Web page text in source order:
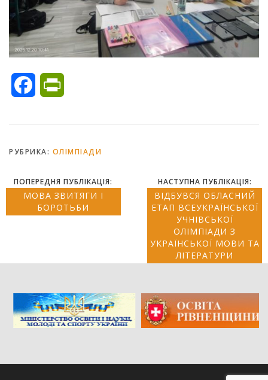
Facebook
РУБРИКА: ОЛІМПІАДИ
ПОПЕРЕДНЯ ПУБЛІКАЦІЯ:
МОВА ЗВИТЯГИ І
БОРОТЬБИ
НАСТУПНА ПУБЛІКАЦІЯ:
ВІДБУВСЯ ОБЛАСНИЙ
ЕТАП ВСЕУКРАЇНСЬКОЇ
УЧНІВСЬКОЇ
ОЛІМПІАДИ З
УКРАЇНСЬКОЇ МОВИ ТА
ЛІТЕРАТУРИ